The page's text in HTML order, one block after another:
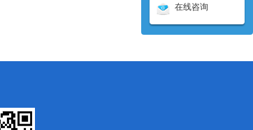
下一条:在线咨询